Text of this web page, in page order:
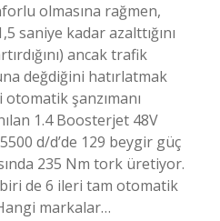
olmasına rağmen,
saniye kadar azalttığını
ancak trafik
değdiğini hatırlatmak
şanzımanı
1.4 Boosterjet 48V
d/d’de 129 beygir güç
235 Nm tork üretiyor.
biri de 6 ileri tam otomatik
markalar…